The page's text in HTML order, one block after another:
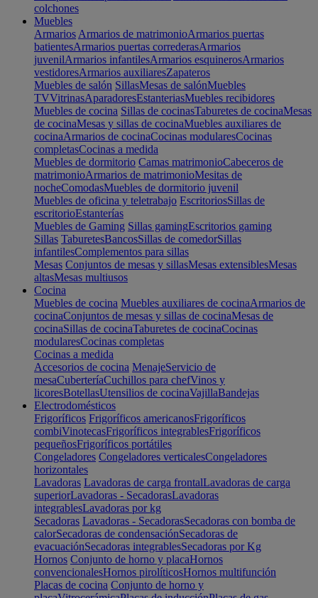
colchones
Muebles
Armarios Armarios de matrimonioArmarios puertas
batientesArmarios puertas correderasArmarios
juvenilArmarios infantilesArmarios esquinerosArmarios
vestidoresArmarios auxiliaresZapateros
Muebles de salón SillasMesas de salónMuebles
TVVitrinasAparadoresEstanteriasMuebles recibidores
Muebles de cocina Sillas de cocinasTaburetes de cocinaMesas
de cocinaMesas y sillas de cocinaMuebles auxiliares de
cocinaArmarios de cocinaCocinas modularesCocinas
completasCocinas a medida
Muebles de dormitorio Camas matrimonioCabeceros de
matrimonioArmarios de matrimonioMesitas de
nocheComodasMuebles de dormitorio juvenil
Muebles de oficina y teletrabajo EscritoriosSillas de
escritorioEstanterías
Muebles de Gaming Sillas gamingEscritorios gaming
Sillas TaburetesBancosSillas de comedorSillas
infantilesComplementos para sillas
Mesas Conjuntos de mesas y sillasMesas extensiblesMesas
altasMesas multiusos
Cocina
Muebles de cocina Muebles auxiliares de cocinaArmarios de
cocinaConjuntos de mesas y sillas de cocinaMesas de
cocinaSillas de cocinaTaburetes de cocinaCocinas
modularesCocinas completas
Cocinas a medida
Accesorios de cocina MenajeServicio de
mesaCuberteríaCuchillos para chefVinos y
licoresBotellasUtensilios de cocinaVajillaBandejas
Electrodomésticos
Frigoríficos Frigoríficos americanosFrigoríficos
combiVinotecasFrigoríficos integrablesFrigoríficos
pequeñosFrigoríficos portátiles
Congeladores Congeladores verticalesCongeladores
horizontales
Lavadoras Lavadoras de carga frontalLavadoras de carga
superiorLavadoras - SecadorasLavadoras
integrablesLavadoras por kg
Secadoras Lavadoras - SecadorasSecadoras con bomba de
calorSecadoras de condensaciónSecadoras de
evacuaciónSecadoras integrablesSecadoras por Kg
Hornos Conjunto de horno y placaHornos
convencionalesHornos pirolíticosHornos multifunción
Placas de cocina Conjunto de horno y